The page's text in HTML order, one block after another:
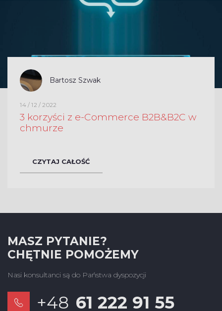
Bartosz Szwak
14 / 12 / 2022
3 korzyści z e-Commerce B2B&B2C w
chmurze
CZYTAJ CAŁOŚĆ
MASZ PYTANIE?
CHĘTNIE POMOŻEMY
Nasi konsultanci są do Państwa dyspozycji
+48 61 222 91 55